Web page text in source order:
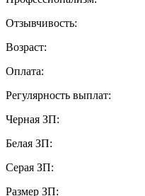
Отзывчивость:
Возраст:
Оплата:
Регулярность выплат:
Черная ЗП:
Белая ЗП:
Серая ЗП:
Размер ЗП: